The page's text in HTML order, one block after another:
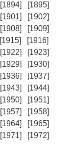
[1894]
[1895]
[1901]
[1902]
[1908]
[1909]
[1915]
[1916]
[1922]
[1923]
[1929]
[1930]
[1936]
[1937]
[1943]
[1944]
[1950]
[1951]
[1957]
[1958]
[1964]
[1965]
[1971]
[1972]